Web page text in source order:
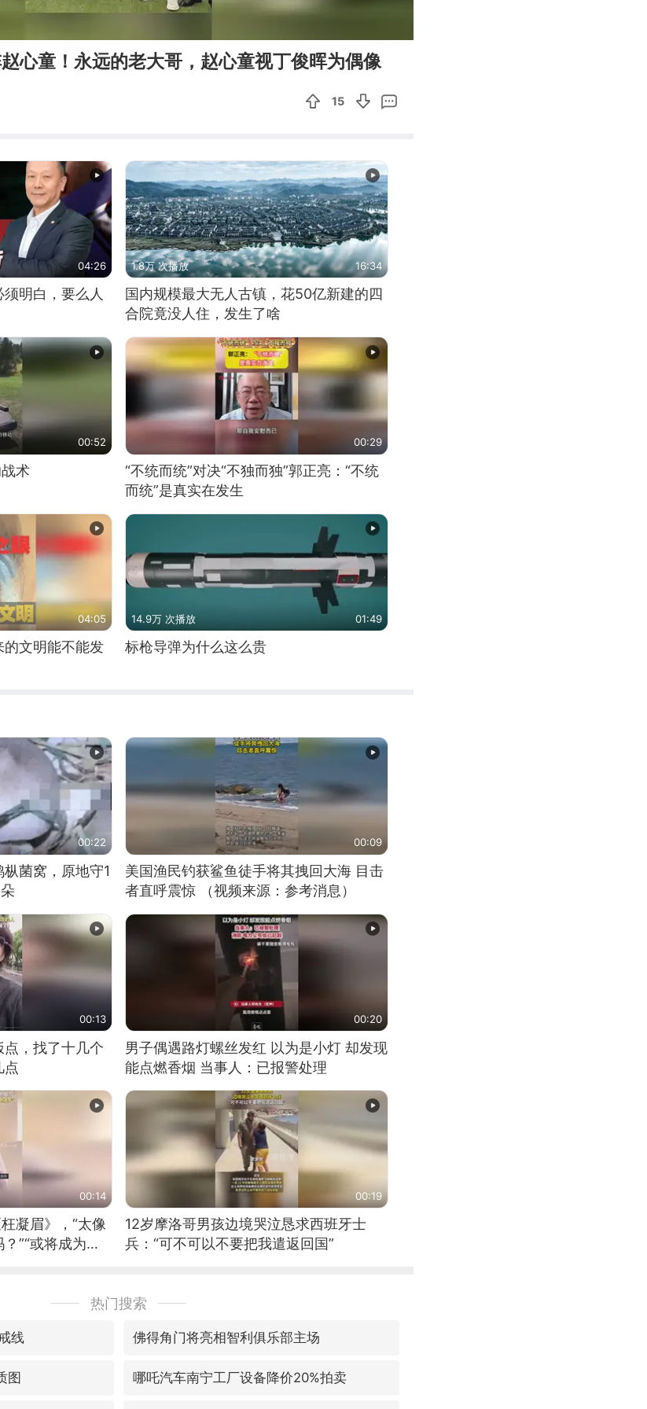
心童！永远的老大哥，赵心童视丁俊晖为偶像
15
04:26
明白，要么人
1.8万 次播放 16:34
国内规模最大无人古镇，花50亿新建的四
合院竟没人住，发生了啥
00:52
术
00:29
“不统而统”对决“不独而独”郭正亮：“不统
而统”是真实在发生
04:05
文明能不能发
14.9万 次播放 01:49
标枪导弹为什么这么贵
00:22
菌窝，原地守1
00:09
美国渔民钓获鲨鱼徒手将其拽回大海 目击
者直呼震惊 （视频来源：参考消息）
00:13
，找了十几个
点
00:20
男子偶遇路灯螺丝发红 以为是小灯 却发现
能点燃香烟 当事人：已报警处理
00:14
凝眉》，“太像
”“或将成为首
00:19
12岁摩洛哥男孩边境哭泣恳求西班牙士
兵：“可不可以不要把我遣返回国”
热门搜索
线 佛得角门将亮相智利俱乐部主场
图 哪吒汽车南宁工厂设备降价20%拍卖